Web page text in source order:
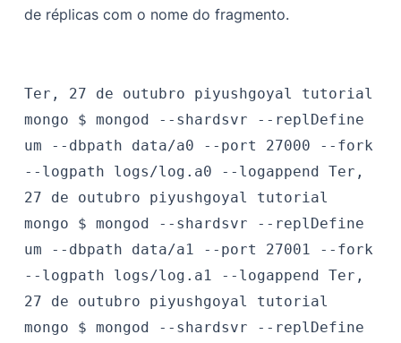
de réplicas com o nome do fragmento.
Ter, 27 de outubro piyushgoyal
tutorial
mongo $mongod --shardsvr --replDefine
um --dbpath data/a0 --port 27000 --fork
--logpath logs/log.a0 --logappend Ter,
27 de outubro piyushgoyal
tutorial
mongo $mongod --shardsvr --replDefine
um --dbpath data/a1 --port 27001 --fork
--logpath logs/log.a1 --logappend Ter,
27 de outubro piyushgoyal
tutorial
mongo $mongod --shardsvr --replDefine